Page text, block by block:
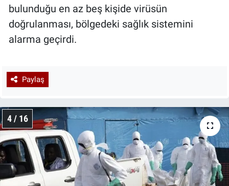
bulunduğu en az beş kişide virüsün
doğrulanması, bölgedeki sağlık sistemini
alarma geçirdi.
Paylaş
4 / 16